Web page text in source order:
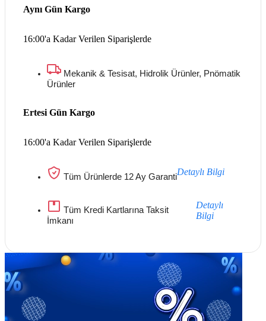
16:00'a Kadar Verilen Siparişlerde
Aynı Gün Kargo
Mekanik & Tesisat, Hidrolik Ürünler, Pnömatik
Ürünler
16:00'a Kadar Verilen Siparişlerde
Ertesi Gün Kargo
Tüm Ürünlerde 12 Ay GarantiDetaylı Bilgi
Tüm Kredi Kartlarına Taksit
İmkanı
Detaylı
Bilgi